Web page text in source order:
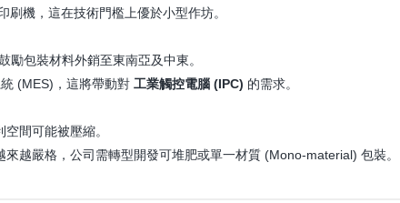
機，這在技術門檻上優於小型作坊。
勵包裝材料外銷至東南亞及中東。
(MES)，這將帶動對 工業觸控電腦 (IPC) 的需求。
間可能被壓縮。
越嚴格，公司需轉型開發可堆肥或單一材質 (Mono-material) 包裝。